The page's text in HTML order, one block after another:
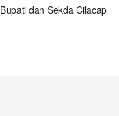
dan Sekda Cilacap